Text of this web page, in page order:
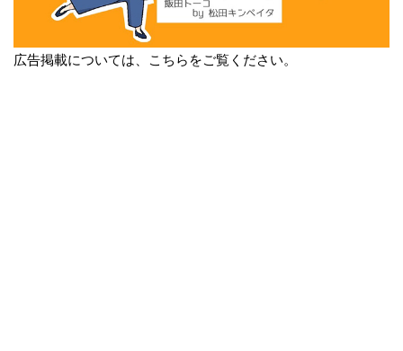
広告掲載については、こちらをご覧ください。